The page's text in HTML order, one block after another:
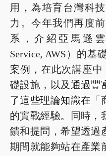
用，為培育台灣科
力。今年我們再度
系，介紹亞馬遜雲
Service, AWS）的基
案例，在此次講座中
礎設施，以及 通過豐
了這些理論知識在
的實戰經驗。同時，
饋和提問，希望透過
期間就能夠站在產業